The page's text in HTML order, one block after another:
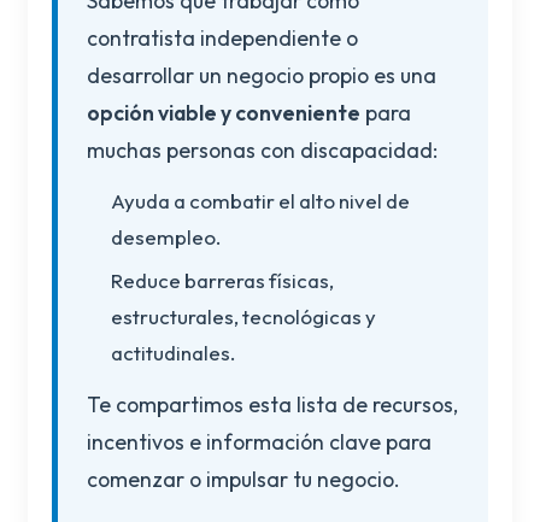
contratista independiente o
desarrollar un negocio propio es una
opción viable y conveniente para
muchas personas con discapacidad:
Ayuda a combatir el alto nivel de
desempleo.
Reduce barreras físicas,
estructurales, tecnológicas y
actitudinales.
Te compartimos esta lista de recursos,
incentivos e información clave para
comenzar o impulsar tu negocio.